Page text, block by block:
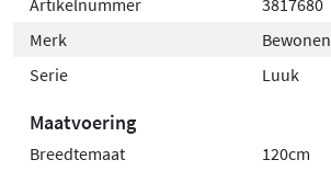
Merk
Bewonen
Serie
Luuk
Maatvoering
Breedtemaat 120cm